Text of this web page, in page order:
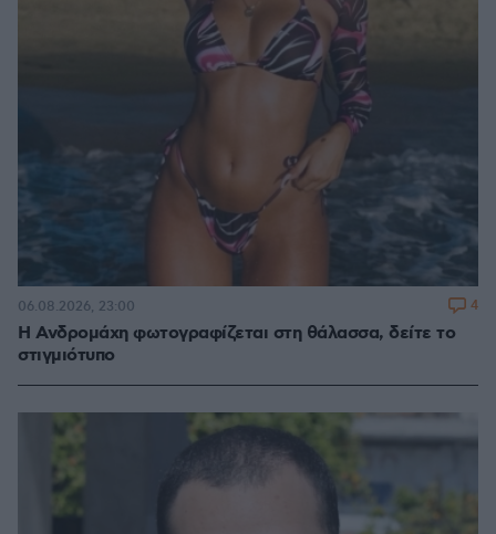
Η Ανδρομάχη φωτογραφίζεται στη θάλασσα, δείτε το
στιγμιότυπο
06.08.2026, 23:00 4